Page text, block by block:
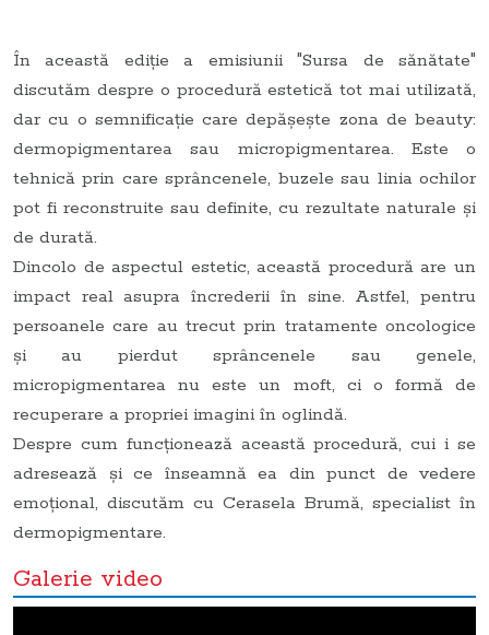
În această ediție a emisiunii "Sursa de sănătate"
discutăm despre o procedură estetică tot mai utilizată,
dar cu o semnificație care depășește zona de beauty:
dermopigmentarea sau micropigmentarea. Este o
tehnică prin care sprâncenele, buzele sau linia ochilor
pot fi reconstruite sau definite, cu rezultate naturale și
de durată.
Dincolo de aspectul estetic, această procedură are un
impact real asupra încrederii în sine. Astfel, pentru
persoanele care au trecut prin tratamente oncologice
și au pierdut sprâncenele sau genele,
micropigmentarea nu este un moft, ci o formă de
recuperare a propriei imagini în oglindă.
Despre cum funcționează această procedură, cui i se
adresează și ce înseamnă ea din punct de vedere
emoțional, discutăm cu Cerasela Brumă, specialist în
dermopigmentare.
Galerie video